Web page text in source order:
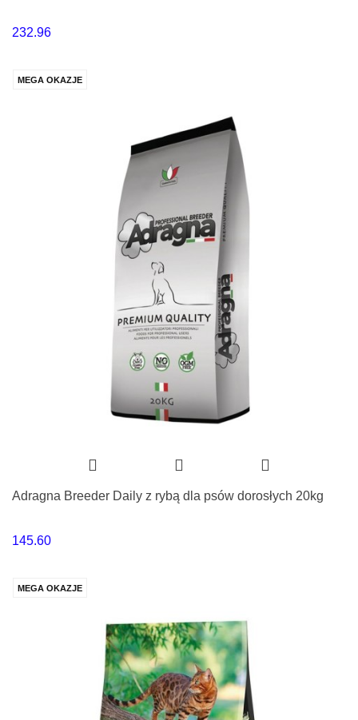
232.96
MEGA OKAZJE
Adragna Breeder Daily z rybą dla psów dorosłych 20kg
145.60
MEGA OKAZJE